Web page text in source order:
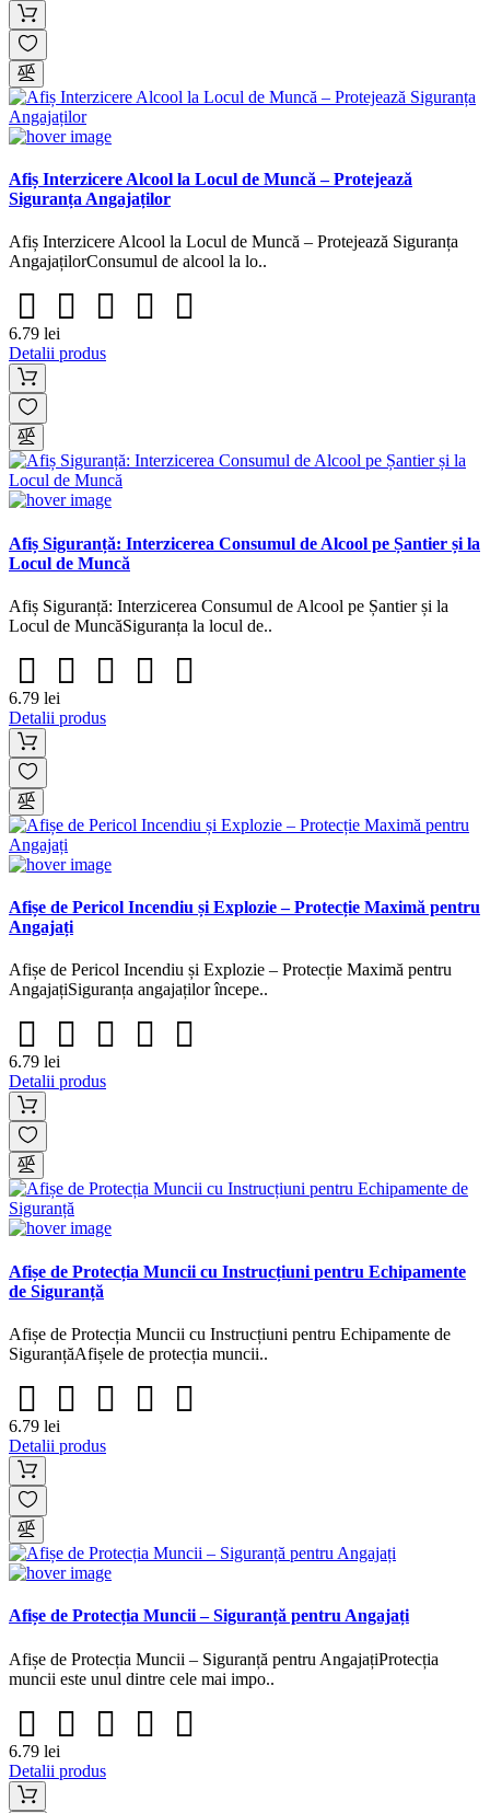
Afiș Interzicere Alcool la Locul de Muncă – Protejează
Siguranța Angajaților
Afiș Interzicere Alcool la Locul de Muncă – Protejează Siguranța
AngajațilorConsumul de alcool la lo..
6.79 lei
Detalii produs
Afiș Siguranță: Interzicerea Consumul de Alcool pe Șantier și la
Locul de Muncă
Afiș Siguranță: Interzicerea Consumul de Alcool pe Șantier și la
Locul de MuncăSiguranța la locul de..
6.79 lei
Detalii produs
Afișe de Pericol Incendiu și Explozie – Protecție Maximă pentru
Angajați
Afișe de Pericol Incendiu și Explozie – Protecție Maximă pentru
AngajațiSiguranța angajaților începe..
6.79 lei
Detalii produs
Afișe de Protecția Muncii cu Instrucțiuni pentru Echipamente
de Siguranță
Afișe de Protecția Muncii cu Instrucțiuni pentru Echipamente de
SiguranțăAfișele de protecția muncii..
6.79 lei
Detalii produs
Afișe de Protecția Muncii – Siguranță pentru Angajați
Afișe de Protecția Muncii – Siguranță pentru AngajațiProtecția
muncii este unul dintre cele mai impo..
6.79 lei
Detalii produs